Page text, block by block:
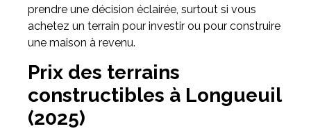
prendre une décision éclairée, surtout si vous
achetez un terrain pour investir ou pour construire
une maison à revenu.
Prix des terrains
constructibles à Longueuil
(2025)